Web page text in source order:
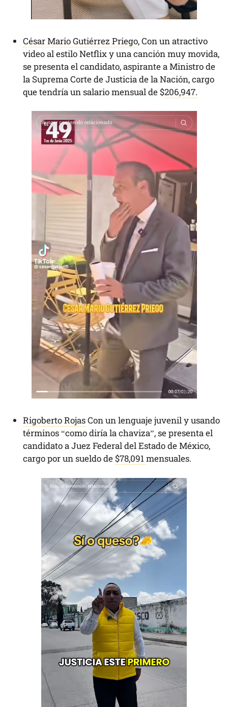
César Mario Gutiérrez Priego, Con un atractivo
video al estilo Netflix y una canción muy movida,
se presenta el candidato, aspirante a Ministro de
la Suprema Corte de Justicia de la Nación, cargo
que tendría un salario mensual de $206,947.
Rigoberto RojasCon un lenguaje juvenil y usando
términos “como diría la chaviza”, se presenta el
candidato a Juez Federal del Estado de México,
cargo por un sueldo de$78,091mensuales.